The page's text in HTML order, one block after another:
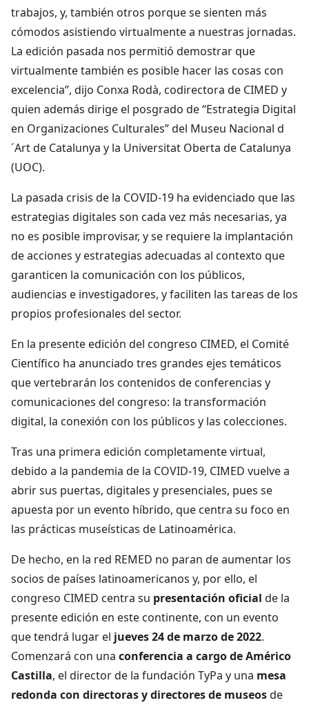
trabajos, y, también otros porque se sienten más
cómodos asistiendo virtualmente a nuestras jornadas.
La edición pasada nos permitió demostrar que
virtualmente también es posible hacer las cosas con
excelencia”, dijo Conxa Rodà, codirectora de CIMED y
quien además dirige el posgrado de “Estrategia Digital
en Organizaciones Culturales” del Museu Nacional d
´Art de Catalunya y la Universitat Oberta de Catalunya
(UOC).
La pasada crisis de la COVID-19 ha evidenciado que las
estrategias digitales son cada vez más necesarias, ya
no es posible improvisar, y se requiere la implantación
de acciones y estrategias adecuadas al contexto que
garanticen la comunicación con los públicos,
audiencias e investigadores, y faciliten las tareas de los
propios profesionales del sector.
En la presente edición del congreso CIMED, el Comité
Científico ha anunciado tres grandes ejes temáticos
que vertebrarán los contenidos de conferencias y
comunicaciones del congreso: la transformación
digital, la conexión con los públicos y las colecciones.
Tras una primera edición completamente virtual,
debido a la pandemia de la COVID-19, CIMED vuelve a
abrir sus puertas, digitales y presenciales, pues se
apuesta por un evento híbrido, que centra su foco en
las prácticas museísticas de Latinoamérica.
De hecho, en la red REMED no paran de aumentar los
socios de países latinoamericanos y, por ello, el
congreso CIMED centra su presentación oficial de la
presente edición en este continente, con un evento
que tendrá lugar el jueves 24 de marzo de 2022.
Comenzará con una conferencia a cargo de Américo
Castilla, el director de la fundación TyPa y una mesa
redonda con directoras y directores de museosde